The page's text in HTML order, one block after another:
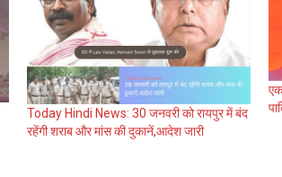
Today Hindi News: 30 जनवरी को रायपुर में बंद
रहेंगी शराब और मांस की दुकानें,आदेश जारी